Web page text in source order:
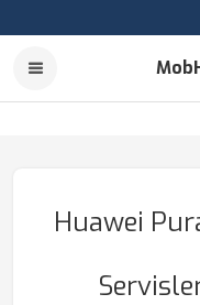
Huawei